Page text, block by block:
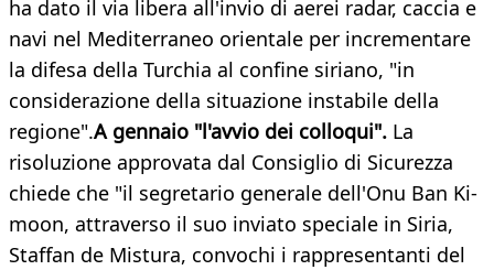
ha dato il via libera all'invio di aerei radar, caccia e
navi nel Mediterraneo orientale per incrementare
la difesa della Turchia al confine siriano, "in
considerazione della situazione instabile della
regione".A gennaio "l'avvio dei colloqui". La
risoluzione approvata dal Consiglio di Sicurezza
chiede che "il segretario generale dell'Onu Ban Ki-
moon, attraverso il suo inviato speciale in Siria,
Staffan de Mistura, convochi i rappresentanti del